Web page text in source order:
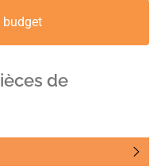
budget
de